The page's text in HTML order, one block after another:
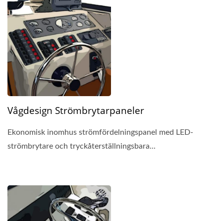
Vågdesign Strömbrytarpaneler
Ekonomisk inomhus strömfördelningspanel med LED-
strömbrytare och tryckåterställningsbara...